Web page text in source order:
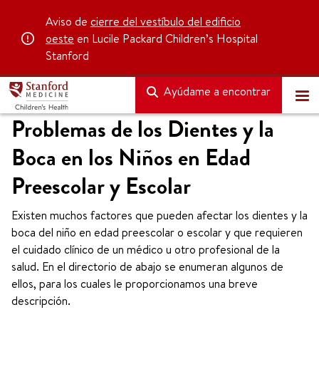
Aviso de cierre del vestíbulo del edificio
oeste en Lucile Packard Children’s Hospital
Stanford
Ayúdame a encontrar
Problemas de los Dientes y la
Boca en los Niños en Edad
Preescolar y Escolar
Existen muchos factores que pueden afectar los dientes y la
boca del niño en edad preescolar o escolar y que requieren
el cuidado clínico de un médico u otro profesional de la
salud. En el directorio de abajo se enumeran algunos de
ellos, para los cuales le proporcionamos una breve
descripción.